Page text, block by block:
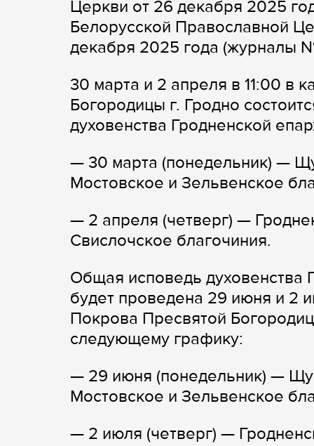
Церкви от 26 декабря 2025
Белорусской Православной
декабря 2025 года (журналы
30 марта и 2 апреля в 11:00 в
Богородицы г. Гродно
духовенства Гродненской
— 30 марта (понедельник) —
Мостовское и Зельвенское
— 2 апреля (четверг) —
Свислочское благочиния.
Общая исповедь духовенства
будет проведена 29 июня и 2
Покрова Пресвятой
следующему графику:
— 29 июня (понедельник) —
Мостовское и Зельвенское
— 2 июля (четверг) —